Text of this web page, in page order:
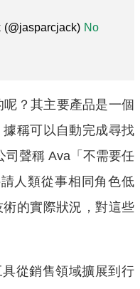
No
？其主要產品是一個
稱可以自動完成尋找
司聲稱 Ava「不需要任
人類從事相同角色低
的實際狀況，對這些
從銷售領域擴展到行